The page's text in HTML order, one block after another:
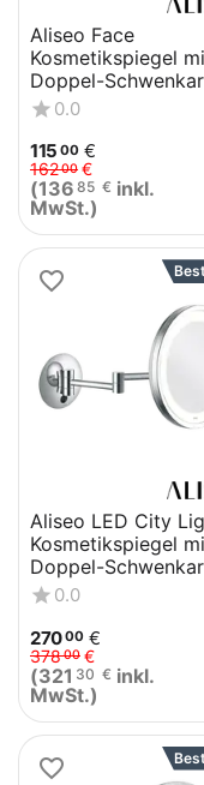
bester
pflegeleicht – ideal
Erhältlich in
passen sie sich
Aliseo Face
Kosmetikspiegel
Doppel-
0.0
115 00 €
16200 €
(136 85 € inkl.
MwSt.)
Aliseo LED City
Kosmetikspiegel
Doppel-
0.0
27000 €
37800 €
(321 30 € inkl.
MwSt.)